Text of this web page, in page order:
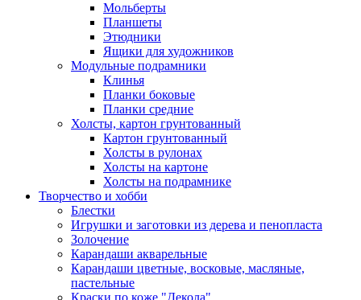
Мольберты
Планшеты
Этюдники
Ящики для художников
Модульные подрамники
Клинья
Планки боковые
Планки средние
Холсты, картон грунтованный
Картон грунтованный
Холсты в рулонах
Холсты на картоне
Холсты на подрамнике
Творчество и хобби
Блестки
Игрушки и заготовки из дерева и пенопласта
Золочение
Карандаши акварельные
Карандаши цветные, восковые, масляные,
пастельные
Краски по коже "Декола"